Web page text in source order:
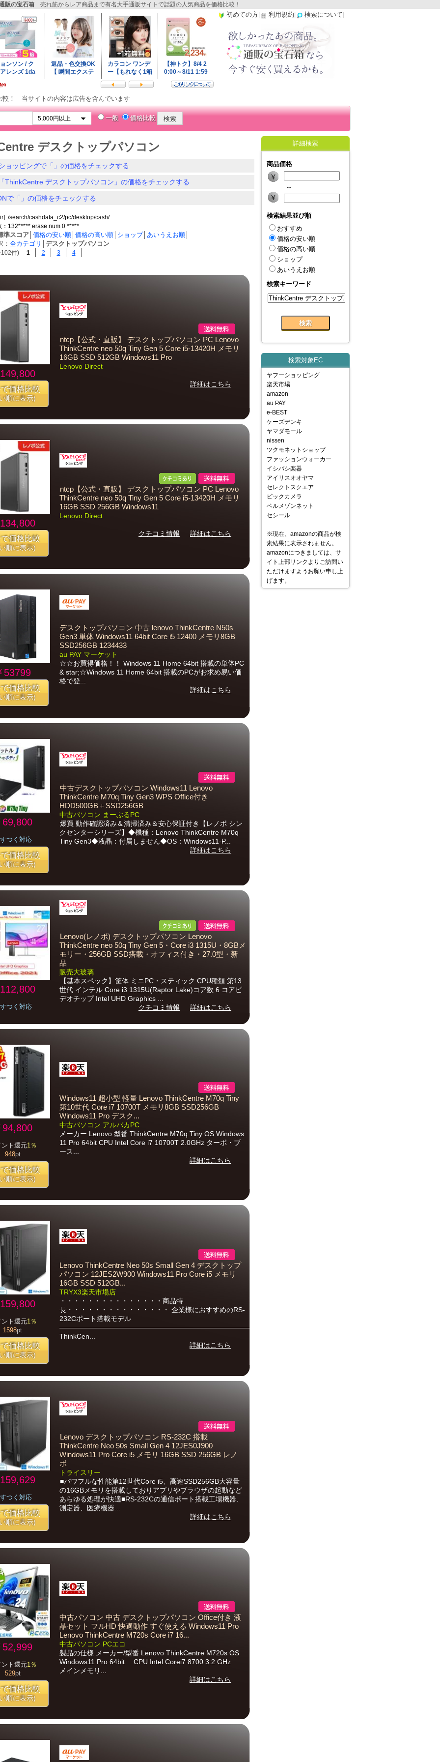
販の宝石箱 売れ筋からレア商品まで有名大手通販サイトで話題の人気商品を価格比較！
初めての方 利用規約 検索について
較！ 当サイトの内容は広告を含んでいます
一般 価格比較
デスクトップパソコン
ョッピングで「」の価格をチェックする
ThinkCentre デスクトップパソコン」の価格をチェックする
で「」の価格をチェックする
search/cashdata_c2/pc/desktop/cash/
：132***** erase num 0 *****
準スコア 価格の安い順 価格の高い順 ショップ│ あいうえお順
： 全カテゴリ デスクトップパソコン
件) 1 2 3 4
価格比較
順に表示)
ntcp【公式・直販】 デスクトップパソコン PC Lenovo
ThinkCentre neo 50q Tiny Gen 5 Core i5-13420H メモリ
16GB SSD 512GB Windows11 Pro
Lenovo Direct
詳細はこちら
価格比較
順に表示)
ntcp【公式・直販】 デスクトップパソコン PC Lenovo
ThinkCentre neo 50q Tiny Gen 5 Core i5-13420H メモリ
16GB SSD 256GB Windows11
Lenovo Direct
クチコミ情報 詳細はこちら
53799
価格比較
順に表示)
デスクトップパソコン 中古 lenovo ThinkCentre N50s
Gen3 単体 Windows11 64bit Core i5 12400 メモリ8GB
SSD256GB 1234433
au PAY マーケット
☆☆お買得価格！！ Windows 11 Home 64bit 搭載の単体PC
& star;☆Windows 11 Home 64bit 搭載のPCがお求め易い価
格で登...
詳細はこちら
69,800
つく対応
価格比較
順に表示)
中古デスクトップパソコン Windows11 Lenovo
ThinkCentre M70q Tiny Gen3 WPS Office付き
HDD500GB＋SSD256GB
中古パソコン まーぶるPC
爆買 動作確認済み＆清掃済み＆安心保証付き【レノボ シン
クセンターシリーズ】◆機種：Lenovo ThinkCentre M70q
Tiny Gen3◆液晶：付属しません◆OS：Windows11-P...
詳細はこちら
つく対応
Lenovo(レノボ) デスクトップパソコン Lenovo
ThinkCentre neo 50q Tiny Gen 5・Core i3 1315U・8GBメ
モリー・256GB SSD搭載・オフィス付き・27.0型・新
品
販売大玻璃
【基本スペック】筐体 ミニPC・スティック CPU種類 第13
世代 インテル Core i3 1315U(Raptor Lake)コア数 6 コアビ
デオチップ Intel UHD Graphics ...
クチコミ情報
詳細はこちら
94,800
ト還元1％
948pt
価格比較
順に表示)
Windows11 超小型 軽量 Lenovo ThinkCentre M70q Tiny
第10世代 Core i7 10700T メモリ8GB SSD256GB
Windows11 Pro デスク...
中古パソコン アルパカPC
メーカー Lenovo 型番 ThinkCentre M70q Tiny OS Windows
11 Pro 64bit CPU Intel Core i7 10700T 2.0GHz ターボ・ブ
ース...
詳細はこちら
ト還元1％
1598pt
価格比較
順に表示)
Lenovo ThinkCentre Neo 50s Small Gen 4 デスクトップ
パソコン 12JES2W900 Windows11 Pro Core i5 メモリ
16GB SSD 512GB...
TRYX3楽天市場店
・・・・・・・・・・・・・・・商品特
長・・・・・・・・・・・・・・・ 企業様におすすめのRS-
232Cポート搭載モデル
―――――――――――――――――――――――――――――――
ThinkCen...
詳細はこちら
つく対応
価格比較
順に表示)
Lenovo デスクトップパソコン RS-232C 搭載
ThinkCentre Neo 50s Small Gen 4 12JES0J900
Windows11 Pro Core i5 メモリ 16GB SSD 256GB レノ
ボ
トライスリー
■パワフルな性能第12世代Core i5、高速SSD256GB大容量
の16GBメモリを搭載しておりアプリやブラウザの起動など
あらゆる処理が快適■RS-232Cの通信ポート搭載工場機器、
測定器、医療機器...
詳細はこちら
52,999
ト還元1％
529pt
価格比較
順に表示)
中古パソコン 中古 デスクトップパソコン Office付き 液
晶セット フルHD 快適動作 すぐ使える Windows11 Pro
Lenovo ThinkCentre M720s Core i7 16...
中古パソコン PCエコ
製品の仕様 メーカー/型番 Lenovo ThinkCentre M720s OS
Windows11 Pro 64bit CPU Intel Corei7 8700 3.2 GHz
メインメモリ...
詳細はこちら
詳細検索
商品価格
～
検索結果並び順
おすすめ
価格の安い順
価格の高い順
ショップ
あいうえお順
検索キーワード
検索対象EC
ヤフーショッピング
楽天市場
amazon
au PAY
e-BEST
ケーズデンキ
ヤマダモール
nissen
ツクモネットショップ
ファッションウォーカー
イシバシ楽器
アイリスオオヤマ
セレクトスクエア
ビックカメラ
ベルメゾンネット
セシール
※現在、amazonの商品が検
索結果に表示されません。
amazonにつきましては、サ
イト上部リンクよりご訪問い
ただけますようお願い申し上
げます。